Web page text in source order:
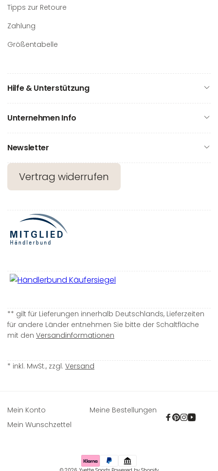
Tipps zur Retoure
Zahlung
Größentabelle
Hilfe & Unterstützung
Unternehmen Info
Newsletter
Vertrag widerrufen
** gilt für Lieferungen innerhalb Deutschlands, Lieferzeiten
für andere Länder entnehmen Sie bitte der Schaltfläche
mit den Versandinformationen
* inkl. MwSt., zzgl. Versand
Mein Konto
Meine Bestellungen
Mein Wunschzettel
Facebook
Pinterest
Zahlungsmethoden